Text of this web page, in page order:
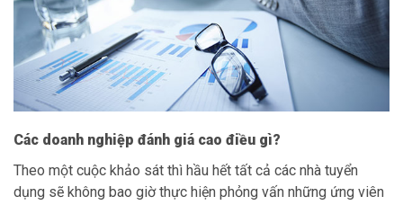
Các doanh nghiệp đánh giá cao điều gì?
Theo một cuộc khảo sát thì hầu hết tất cả các nhà tuyển
dụng sẽ không bao giờ thực hiện phỏng vấn những ứng viên